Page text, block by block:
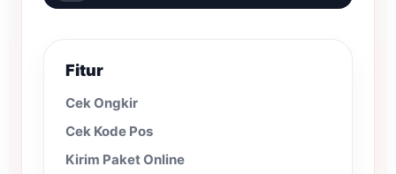
Fitur
Cek Ongkir
Cek Kode Pos
Kirim Paket Online